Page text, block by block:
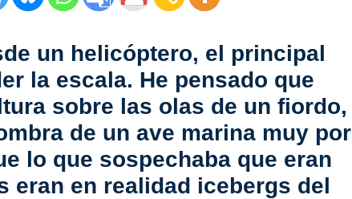
un helicóptero, el principal
la escala. He pensado que
sobre las olas de un fiordo,
de un ave marina muy por
lo que sospechaba que eran
eran en realidad icebergs del